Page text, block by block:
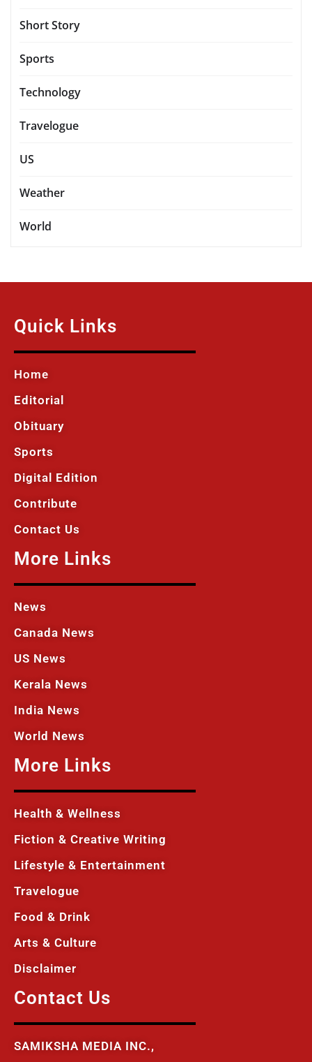
Short Story
Sports
Technology
Travelogue
US
Weather
World
Quick Links
Home
Editorial
Obituary
Sports
Digital Edition
Contribute
Contact Us
More Links
News
Canada News
US News
Kerala News
India News
World News
More Links
Health & Wellness
Fiction & Creative Writing
Lifestyle & Entertainment
Travelogue
Food & Drink
Arts & Culture
Disclaimer
Contact Us
SAMIKSHA MEDIA INC.,